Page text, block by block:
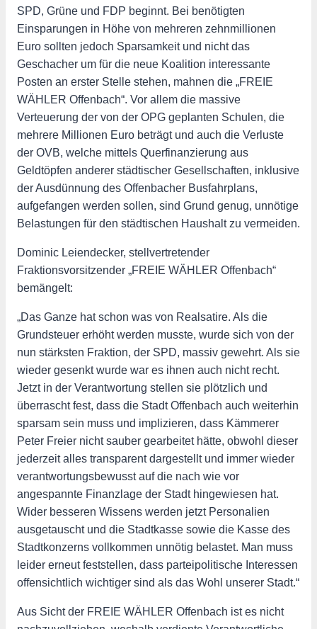
SPD, Grüne und FDP beginnt. Bei benötigten
Einsparungen in Höhe von mehreren zehnmillionen
Euro sollten jedoch Sparsamkeit und nicht das
Geschacher um für die neue Koalition interessante
Posten an erster Stelle stehen, mahnen die „FREIE
WÄHLER Offenbach“. Vor allem die massive
Verteuerung der von der OPG geplanten Schulen, die
mehrere Millionen Euro beträgt und auch die Verluste
der OVB, welche mittels Querfinanzierung aus
Geldtöpfen anderer städtischer Gesellschaften, inklusive
der Ausdünnung des Offenbacher Busfahrplans,
aufgefangen werden sollen, sind Grund genug, unnötige
Belastungen für den städtischen Haushalt zu vermeiden.
Dominic Leiendecker, stellvertretender
Fraktionsvorsitzender „FREIE WÄHLER Offenbach“
bemängelt:
„Das Ganze hat schon was von Realsatire. Als die
Grundsteuer erhöht werden musste, wurde sich von der
nun stärksten Fraktion, der SPD, massiv gewehrt. Als sie
wieder gesenkt wurde war es ihnen auch nicht recht.
Jetzt in der Verantwortung stellen sie plötzlich und
überrascht fest, dass die Stadt Offenbach auch weiterhin
sparsam sein muss und implizieren, dass Kämmerer
Peter Freier nicht sauber gearbeitet hätte, obwohl dieser
jederzeit alles transparent dargestellt und immer wieder
verantwortungsbewusst auf die nach wie vor
angespannte Finanzlage der Stadt hingewiesen hat.
Wider besseren Wissens werden jetzt Personalien
ausgetauscht und die Stadtkasse sowie die Kasse des
Stadtkonzerns vollkommen unnötig belastet. Man muss
leider erneut feststellen, dass parteipolitische Interessen
offensichtlich wichtiger sind als das Wohl unserer Stadt.“
Aus Sicht der FREIE WÄHLER Offenbach ist es nicht